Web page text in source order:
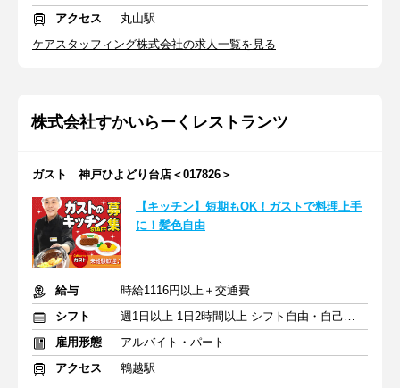
アクセス
丸山駅
ケアスタッフィング株式会社の求人一覧を見る
株式会社すかいらーくレストランツ
ガスト 神戸ひよどり台店＜017826＞
【キッチン】短期もOK！ガストで料理上手
に！髪色自由
給与
時給1116円以上＋交通費
シフト
週1日以上 1日2時間以上 シフト自由・自己申告
雇用形態
アルバイト・パート
アクセス
鵯越駅